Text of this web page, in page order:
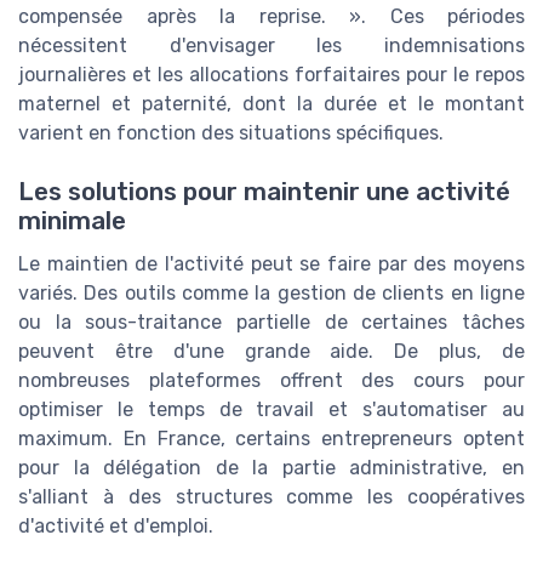
compensée après la reprise. ». Ces périodes
nécessitent d'envisager les indemnisations
journalières et les allocations forfaitaires pour le repos
maternel et paternité, dont la durée et le montant
varient en fonction des situations spécifiques.
Les solutions pour maintenir une activité
minimale
Le maintien de l'activité peut se faire par des moyens
variés. Des outils comme la gestion de clients en ligne
ou la sous-traitance partielle de certaines tâches
peuvent être d'une grande aide. De plus, de
nombreuses plateformes offrent des cours pour
optimiser le temps de travail et s'automatiser au
maximum. En France, certains entrepreneurs optent
pour la délégation de la partie administrative, en
s'alliant à des structures comme les coopératives
d'activité et d'emploi.